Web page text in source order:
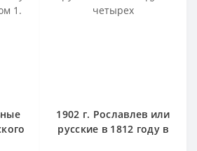
1902 г. Рославлев или
русские в 1812 году в